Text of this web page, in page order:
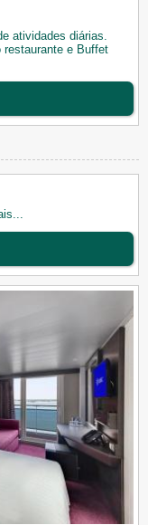
atividades diárias.
restaurante e Buffet